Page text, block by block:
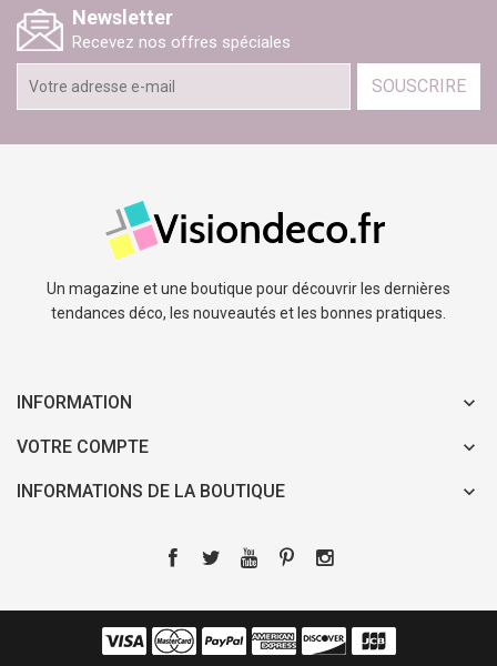
Newsletter
Recevez nos offres spéciales
SOUSCRIRE
Un magazine et une boutique pour découvrir les dernières
tendances déco, les nouveautés et les bonnes pratiques.
INFORMATION
VOTRE COMPTE
INFORMATIONS DE LA BOUTIQUE